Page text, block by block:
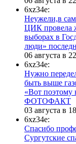
6xz34e:
Неужели,в
ЦИК провела
выборах в
люди»
06 августа в
6xz34e:
Нужно
быть выше
«Вот поэтому
ФОТОФАКТ
03 августа в
6xz34e:
Спасибо
Сургутские